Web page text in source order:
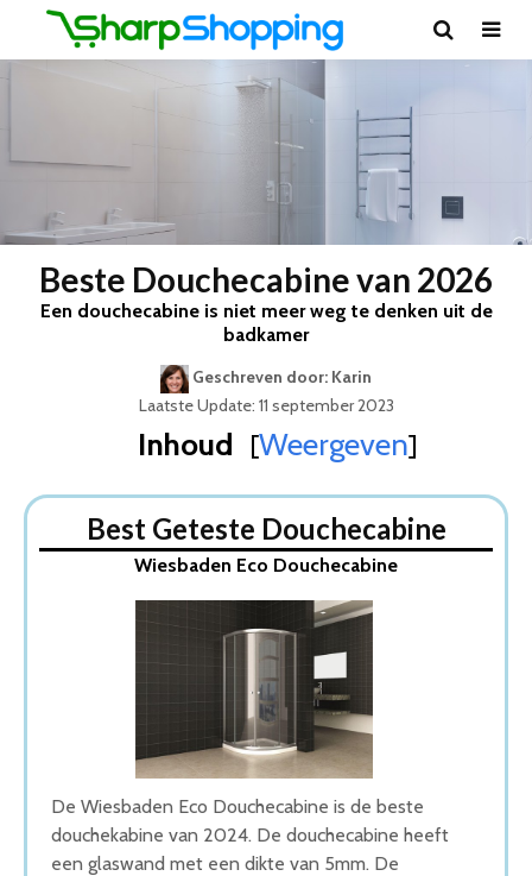
Beste Douchecabine van 2026
Een douchecabine is niet meer weg te denken uit de
badkamer
Geschreven door: Karin
Laatste Update: 11 september 2023
Inhoud [Weergeven]
1. Wiesbaden Eco Douchecabine
2. Douchecabine Clarke
3. Diamond Line Azura Douchecabine
4. Douchecabine Lory Nano Mat Zwart
5. Schulte Black Style douchecabine
Wat is de beste Douchecabine van 2026
1. Beste Douchecabine van 2026
2. Goede Koop Douchecabine
3. Goede Koop Douchecabine
4. Goede Prijs-Kwaliteit Douchecabine
5. Stijlvolle Douchecabine
Conclusie
Best Geteste Douchecabine
Wiesbaden Eco Douchecabine
De Wiesbaden Eco Douchecabine is de beste
douchekabine van 2024. De douchecabine heeft
een glaswand met een dikte van 5mm. De